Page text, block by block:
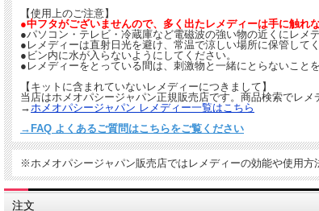
【使用上のご注意】
●中フタがございませんので、多く出たレメディーは手に触れ
●パソコン・テレビ・冷蔵庫など電磁波の強い物の近くにレメ
●レメディーは直射日光を避け、常温で涼しい場所に保管して
●ビン内に水が入らないようにしてください。
●レメディーをとっている間は、刺激物と一緒にとらないこと
【キットに含まれていないレメディーにつきまして】
当店はホメオパシージャパン正規販売店です。商品検索でレ
→ホメオパシージャパン レメディー一覧はこちら
→FAQ よくあるご質問はこちらをご覧ください
※ホメオパシージャパン販売店ではレメディーの効能や使用方
注文